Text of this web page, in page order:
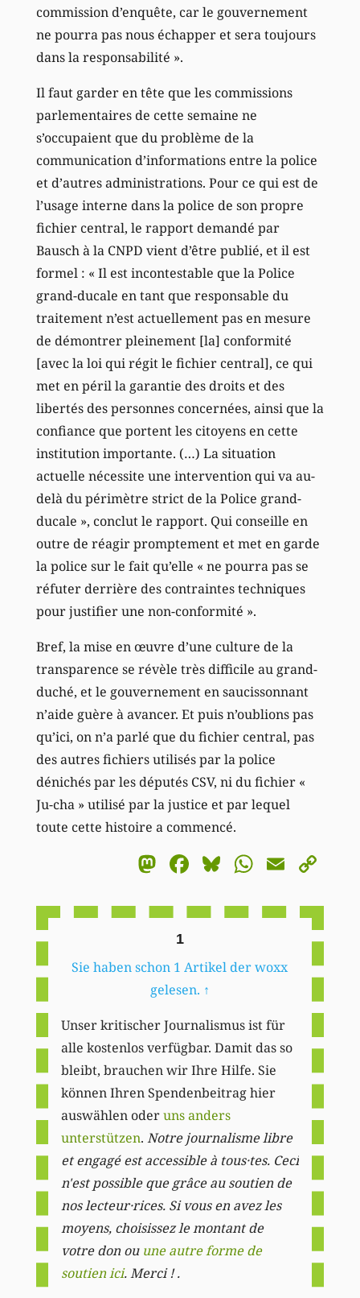
commission d’enquête, car le gouvernement
ne pourra pas nous échapper et sera toujours
dans la responsabilité ».
Il faut garder en tête que les commissions
parlementaires de cette semaine ne
s’occupaient que du problème de la
communication d’informations entre la police
et d’autres administrations. Pour ce qui est de
l’usage interne dans la police de son propre
fichier central, le rapport demandé par
Bausch à la CNPD vient d’être publié, et il est
formel : « Il est incontestable que la Police
grand-ducale en tant que responsable du
traitement n’est actuellement pas en mesure
de démontrer pleinement [la] conformité
[avec la loi qui régit le fichier central], ce qui
met en péril la garantie des droits et des
libertés des personnes concernées, ainsi que la
confiance que portent les citoyens en cette
institution importante. (…) La situation
actuelle nécessite une intervention qui va au-
delà du périmètre strict de la Police grand-
ducale », conclut le rapport. Qui conseille en
outre de réagir promptement et met en garde
la police sur le fait qu’elle « ne pourra pas se
réfuter derrière des contraintes techniques
pour justifier une non-conformité ».
Bref, la mise en œuvre d’une culture de la
transparence se révèle très difficile au grand-
duché, et le gouvernement en saucissonnant
n’aide guère à avancer. Et puis n’oublions pas
qu’ici, on n’a parlé que du fichier central, pas
des autres fichiers utilisés par la police
dénichés par les députés CSV, ni du fichier «
Ju-cha » utilisé par la justice et par lequel
toute cette histoire a commencé.
Mastodon
Facebook
BlueskyEmail
1
Sie haben schon 1 Artikel der woxx
gelesen. ↑
Unser kritischer Journalismus ist für
alle kostenlos verfügbar. Damit das so
bleibt, brauchen wir Ihre Hilfe. Sie
können Ihren Spendenbeitrag hier
auswählen oderuns anders
unterstützen. Notre journalisme libre
et engagé est accessible à tous·tes. Ceci
n'est possible que grâce au soutien de
nos lecteur·rices. Si vous en avez les
moyens, choisissez le montant de
votre don ou une autre forme de
soutien ici. Merci ! .